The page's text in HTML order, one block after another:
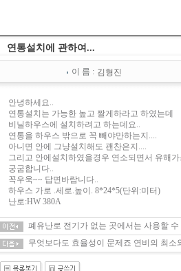
연통설치에 관하여...
이 름 : 김형진
안녕하세요..
연통설치는 가능한 높고 짤게하라고 하였는데
비닐하우스에 설치하려고 하는데요..
연통을 하우스 밖으로 꼭
아니면 안에 그냥설치해도 괜찬은지....
그리고 안에설치하였을경우 연소되면서 유해가
궁굼합니다..
꼭우욱~~ 답면바람니다..
하우스 가로 .세로.높이. 8*24*5(단위:미터)
난로:HW 380A
폐유난로 전기가 없는 곳에서는 사용할 수
무엇보다도 효율성이 문제죠 연비의 최소